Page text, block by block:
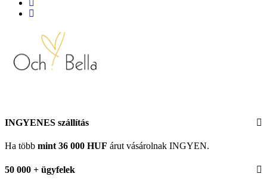
INGYENES szállítás
Ha több mint 36 000 HUF árut vásárolnak INGYEN.
50 000 + ügyfelek